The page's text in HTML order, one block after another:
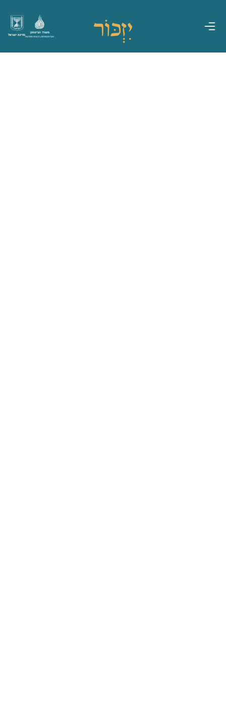
מדינת ישראל
משרד הביטחון
אגף משפחות, הנצחה ומורשת